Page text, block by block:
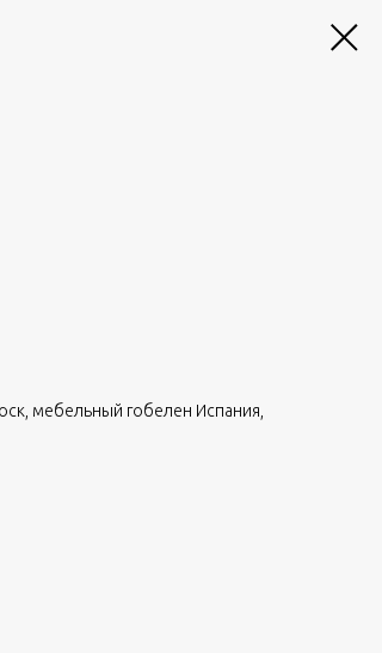
мебельный гобелен Испания,